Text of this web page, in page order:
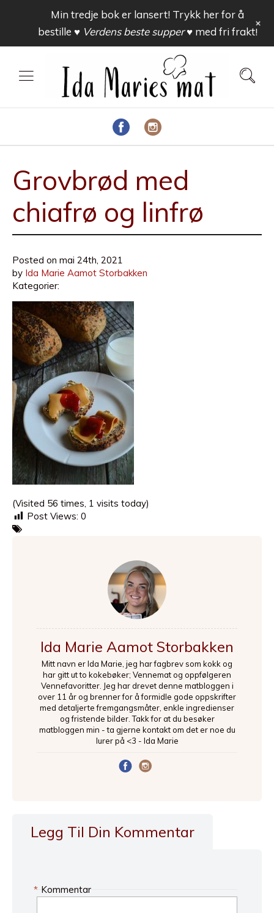
Grovbrød med
chiafrø og linfrø
Posted on mai 24th, 2021
by Ida Marie Aamot Storbakken
Kategorier:
(Visited 56 times, 1 visits today)
Post Views: 0
Ida Marie Aamot Storbakken
Mitt navn er Ida Marie, jeg har fagbrev som kokk og
har gitt ut to kokebøker; Vennemat og oppfølgeren
Vennefavoritter. Jeg har drevet denne matbloggen i
over 11 år og brenner for å formidle gode oppskrifter
med detaljerte fremgangsmåter, enkle ingredienser
og fristende bilder. Takk for at du besøker
matbloggen min - ta gjerne kontakt om det er noe du
lurer på <3 - Ida Marie
Legg Til Din Kommentar
Kommentar
*
Min tredje bok er lansert! Trykk her for å
bestille ♥ Verdens beste supper ♥med fri frakt!
+